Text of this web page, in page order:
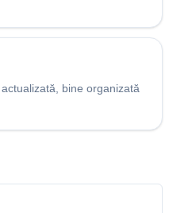
bine organizată